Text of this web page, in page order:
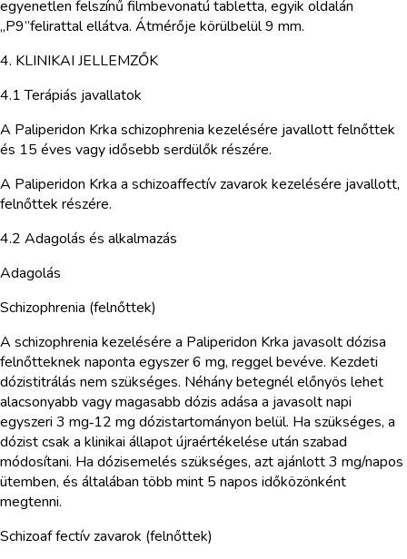
egyenetlen felszínű filmbevonatú tabletta, egyik oldalán
„P9”felirattal ellátva. Átmérője körülbelül 9 mm.
4. KLINIKAI JELLEMZŐK
4.1 Terápiás javallatok
A Paliperidon Krka schizophrenia kezelésére javallott felnőttek
és 15 éves vagy idősebb serdülők részére.
A Paliperidon Krka a schizoaffectív zavarok kezelésére javallott,
felnőttek részére.
4.2 Adagolás és alkalmazás
Adagolás
Schizophrenia (felnőttek)
A schizophrenia kezelésére a Paliperidon Krka javasolt dózisa
felnőtteknek naponta egyszer 6 mg, reggel bevéve. Kezdeti
dózistitrálás nem szükséges. Néhány betegnél előnyös lehet
alacsonyabb vagy magasabb dózis adása a javasolt napi
egyszeri 3 mg‑12 mg dózistartományon belül. Ha szükséges, a
dózist csak a klinikai állapot újraértékelése után szabad
módosítani. Ha dózisemelés szükséges, azt ajánlott 3 mg/napos
ütemben, és általában több mint 5 napos időközönként
megtenni.
Schizoaf fectív zavarok (felnőttek)